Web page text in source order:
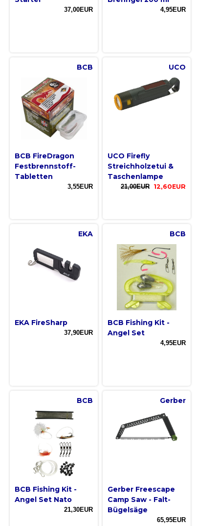
37,00EUR 4,95EUR
BCB
BCB FireDragon
Festbrennstoff-
Tabletten
3,55EUR
UCO
UCO Firefly
Streichholzetui &
Taschenlampe
21,00EUR 12,60EUR
EKA
EKA FireSharp
37,90EUR
BCB
BCB Fishing Kit -
Angel Set
4,95EUR
BCB
BCB Fishing Kit -
Angel Set Nato
21,30EUR
Gerber
Gerber Freescape
Camp Saw - Falt-
Bügelsäge
65,95EUR